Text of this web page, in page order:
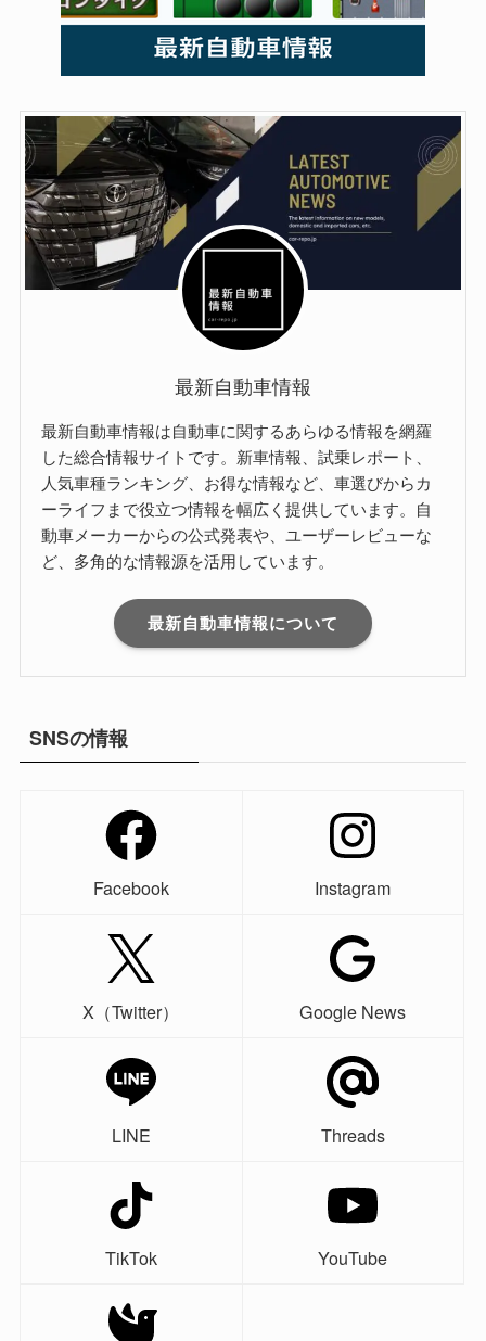
最新自動車情報
最新自動車情報は自動車に関するあらゆる情報を網羅
した総合情報サイトです。新車情報、試乗レポート、
人気車種ランキング、お得な情報など、車選びからカ
ーライフまで役立つ情報を幅広く提供しています。自
動車メーカーからの公式発表や、ユーザーレビューな
ど、多角的な情報源を活用しています。
最新自動車情報について
SNSの情報
Facebook Instagram
X（Twitter） Google News
LINE Threads
TikTok YouTube